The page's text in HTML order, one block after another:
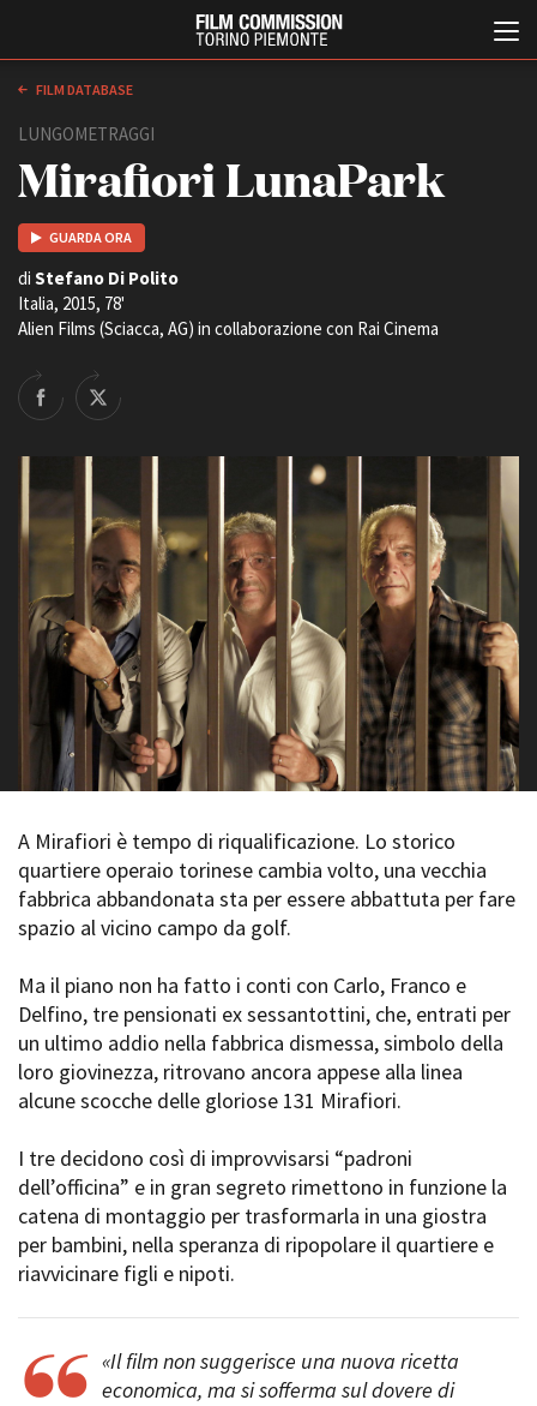
ABOUT
Chi siamo
Contatti
Partner
Rete regionale
Bilancio sociale
Amministrazione
trasparente
Bandi e gare
Sostenibilità ambientale
SERVIZI
Servizi generali
Spazi nella sede FCTP
Sala Casting
Sala Paolo Tenna
Piemonte Film Tv Fund
Piemonte Film Tv
Development Fund
Piemonte Doc Film Fund
Short Film Fund
PRODUCTION GUIDE
Società di produzione
Strutture di servizio
Professionisti
Attrici-Attori
LOCATION GUIDE
Production Days
Guarda che storia!
La Grazia - Immagini e
location della Torino di Paolo
Sorrentino
Open Day
Ciak in TOur!
FESTIVAL, MARKETS,
AWARDS
International Film Festival
Rotterdam
Filmfestspiele Berlin
Festival de Cannes
Biografilm Festival - Bio to B
Industry Days
Mostra Internazionale d’Arte
Cinematografica Venezia
Toronto International Film
Festival
Festa del Cinema di Roma
Torino Film Festival
Nastri d’Argento
Premio Solinas
STRUMENTI
Location - Nuovo utente
Newsletter
Lavora con noi
FILM DATABASE
LUNGOMETRAGGI
Mirafiori LunaPark
GUARDA ORA
di Stefano Di Polito
Italia, 2015, 78'
Alien Films (Sciacca, AG) in collaborazione con Rai Cinema
A Mirafiori è tempo di riqualificazione. Lo storico
quartiere operaio torinese cambia volto, una vecchia
fabbrica abbandonata sta per essere abbattuta per fare
spazio al vicino campo da golf.
Ma il piano non ha fatto i conti con Carlo, Franco e
Delfino, tre pensionati ex sessantottini, che, entrati per
un ultimo addio nella fabbrica dismessa, simbolo della
loro giovinezza, ritrovano ancora appese alla linea
alcune scocche delle gloriose 131 Mirafiori.
I tre decidono così di improvvisarsi “padroni
dell’officina” e in gran segreto rimettono in funzione la
catena di montaggio per trasformarla in una giostra
per bambini, nella speranza di ripopolare il quartiere e
riavvicinare figli e nipoti.
«Il film non suggerisce una nuova ricetta
economica, ma si sofferma sul dovere di